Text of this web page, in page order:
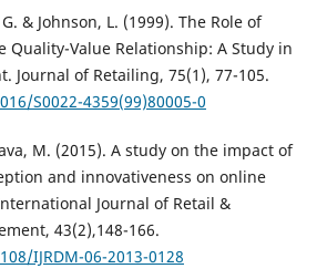
& Johnson, L. (1999). The Role of
Quality-Value Relationship: A Study in
Journal of Retailing, 75(1), 77-105.
S0022-4359(99)80005-0
M. (2015). A study on the impact of
and innovativeness on online
Journal of Retail &
43(2),148-166.
IJRDM-06-2013-0128